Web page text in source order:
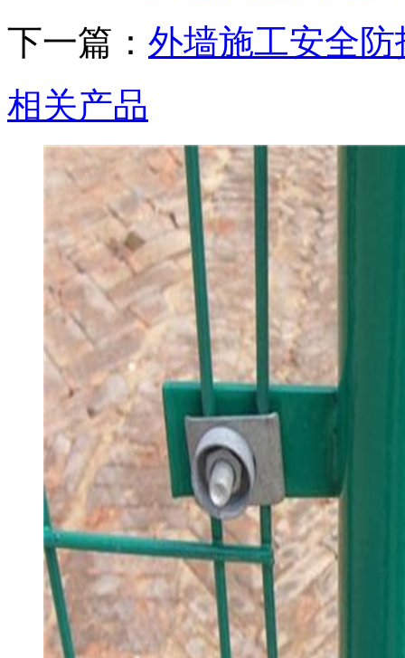
下一篇： 外墙施工安全
相关产品